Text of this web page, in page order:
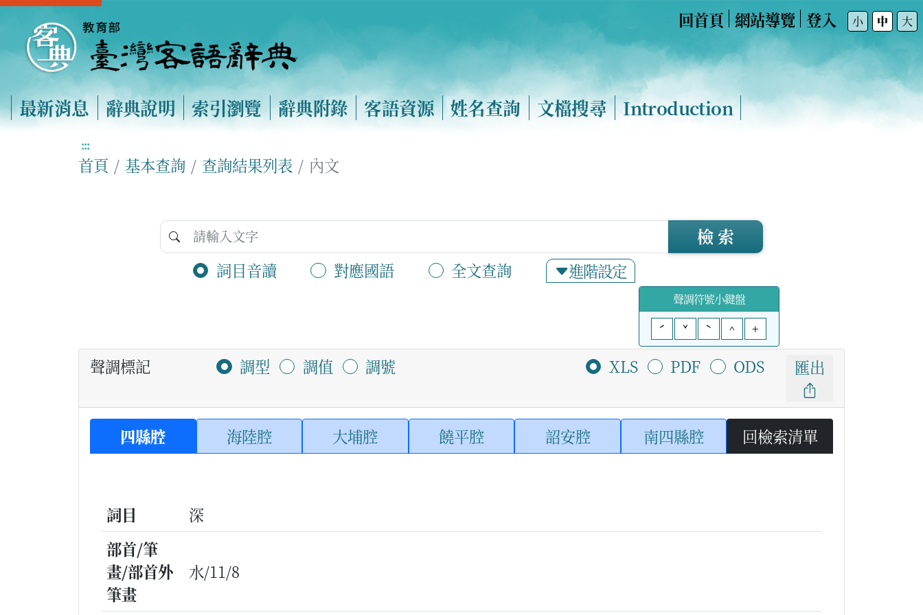
回首頁 網站導覽 登入 小 中 大
最新消息 辭典說明 索引瀏覽 辭典附錄 客語資源 姓名查詢 文檔搜尋 Introduction
:::
首頁 基本查詢 查詢結果列表 內文
詞目音讀 對應國語 全文查詢 進階設定
檢 索
聲調符號小鍵盤
ˊ
ˇ ˋ ^ +
聲調標記 調型 調值 調號 XLS PDF ODS 匯出
四縣腔 海陸腔 大埔腔 饒平腔 詔安腔 南四縣腔 回檢索清單
詞目
深
部首/筆
畫/部首外
筆畫
水/11/8